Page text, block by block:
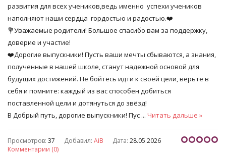
развития для всех учеников,ведь именно успехи учеников
наполняют наши сердца гордостью и радостью.❤️
💐Уважаемые родители! Большое спасибо вам за поддержку,
доверие и участие!
❤️Дорогие выпускники! Пусть ваши мечты сбываются, а знания,
полученные в нашей школе, станут надежной основой для
будущих достижений. Не бойтесь идти к своей цели, верьте в
себя и помните: каждый из вас способен добиться
поставленной цели и дотянуться до звёзд!
В Добрый путь, дорогие выпускники! Пус ... Читать дальше »
Просмотров: 37 Добавил: AiB Дата: 28.05.2026
Комментарии (0)